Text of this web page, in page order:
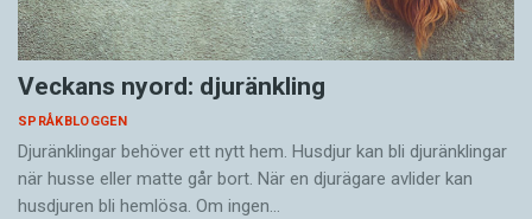
Veckans nyord: djuränkling
SPRÅKBLOGGEN
Djuränklingar behöver ett nytt hem. Husdjur kan bli djuränklingar
när husse eller matte går bort. När en djurägare avlider kan
husdjuren bli hemlösa. Om ingen…